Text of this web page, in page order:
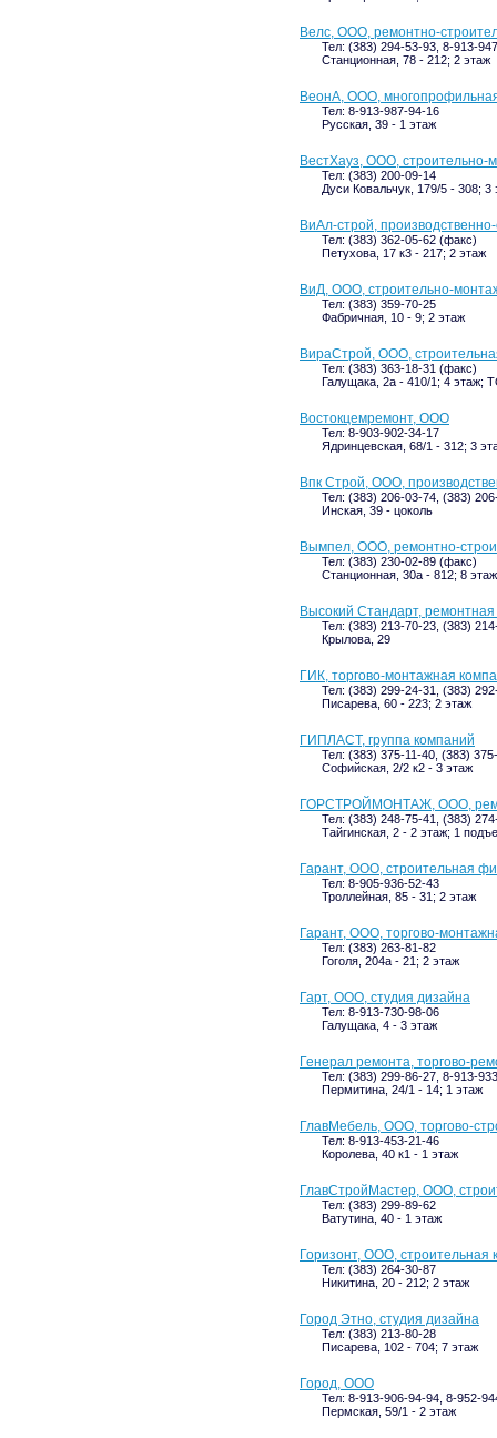
Велс, ООО, ремонтно-
Тел: (383) 294-53-93, 8-913-
Станционная, 78 - 212; 2 этаж
ВеонА, ООО,
Тел: 8-913-987-94-16
Русская, 39 - 1 этаж
ВестХауз, ООО, строительно-
Тел: (383) 200-09-14
Дуси Ковальчук, 179/5 - 308;
ВиАл-строй,
Тел: (383) 362-05-62 (факс)
Петухова, 17 к3 - 217; 2 этаж
ВиД, ООО, строительно-
Тел: (383) 359-70-25
Фабричная, 10 - 9; 2 этаж
ВираСтрой, ООО,
Тел: (383) 363-18-31 (факс)
Галущака, 2а - 410/1; 4 этаж;
Востокцемремонт, ООО
Тел: 8-903-902-34-17
Ядринцевская, 68/1 - 312; 3
Впк Строй, ООО,
Тел: (383) 206-03-74, (383)
Инская, 39 - цоколь
Вымпел, ООО, ремонтно-
Тел: (383) 230-02-89 (факс)
Станционная, 30а - 812; 8 этаж
Высокий Стандарт,
Тел: (383) 213-70-23, (383)
Крылова, 29
ГИК, торгово-монтажная
Тел: (383) 299-24-31, (383)
Писарева, 60 - 223; 2 этаж
ГИПЛАСТ, группа компаний
Тел: (383) 375-11-40, (383)
Софийская, 2/2 к2 - 3 этаж
ГОРСТРОЙМОНТАЖ, ООО,
Тел: (383) 248-75-41, (383)
Тайгинская, 2 - 2 этаж; 1
Гарант, ООО, строительная
Тел: 8-905-936-52-43
Троллейная, 85 - 31; 2 этаж
Гарант, ООО, торгово-
Тел: (383) 263-81-82
Гоголя, 204а - 21; 2 этаж
Гарт, ООО, студия дизайна
Тел: 8-913-730-98-06
Галущака, 4 - 3 этаж
Генерал ремонта, торгово-
Тел: (383) 299-86-27, 8-913-
Пермитина, 24/1 - 14; 1 этаж
ГлавМебель, ООО, торгово-
Тел: 8-913-453-21-46
Королева, 40 к1 - 1 этаж
ГлавСтройМастер, ООО,
Тел: (383) 299-89-62
Ватутина, 40 - 1 этаж
Горизонт, ООО, строительная
Тел: (383) 264-30-87
Никитина, 20 - 212; 2 этаж
Город Этно, студия дизайна
Тел: (383) 213-80-28
Писарева, 102 - 704; 7 этаж
Город, ООО
Тел: 8-913-906-94-94, 8-952-
Пермская, 59/1 - 2 этаж